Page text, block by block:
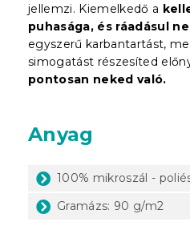
jellemzi. Kiemelkedő a
puhasága, és ráadásul
egyszerű karbantartást,
simogatást részesíted
pontosan neked való.
Anyag
100% mikroszál -
Gramázs: 90 g/m2